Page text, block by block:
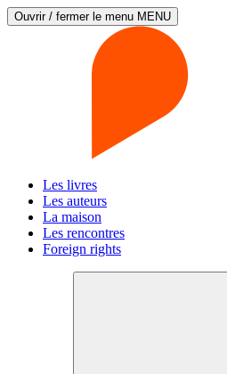
Ouvrir / fermer le menu MENU
Les livres
Les auteurs
La maison
Les rencontres
Foreign rights